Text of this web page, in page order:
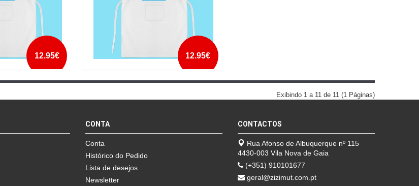
12.95€ 12.95€
AVENTAL SER PAI É FILHA
Exibindo 1 a 11 de 11 (1 Páginas)
CONTA
Conta
Histórico do Pedido
Lista de desejos
Newsletter
CONTACTOS
Rua Afonso de Albuquerque nº 115
4430-003 Vila Nova de Gaia
(+351) 910101677
geral@zizimut.com.pt